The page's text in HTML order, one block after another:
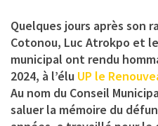
Quelques jours après son
Cotonou, Luc Atrokpo et
municipal ont rendu
2024, à l’élu UP le
Au nom du Conseil
saluer la mémoire du